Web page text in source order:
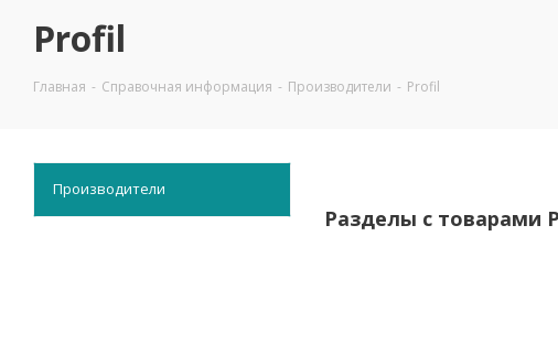
Profil
Главная - Справочная информация - Производители - Profil
Разделы с товарами
Производители